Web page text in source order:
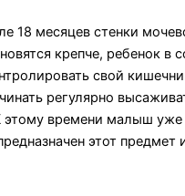
18 месяцев стенки
крепче, ребенок в
свой
регулярно
этому времени малыш уже
этот предмет